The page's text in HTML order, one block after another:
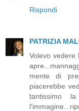
Rispondi
PATRIZIA
Volevo
mente di
piacerebbe
tantissimo